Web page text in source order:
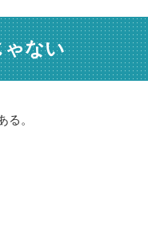
ない
。